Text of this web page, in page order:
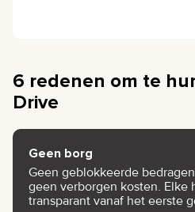
6 redenen om te
Drive
Geen borg
Geen geblokkeerde
geen verborgen kosten. Elke
transparant vanaf het eerste